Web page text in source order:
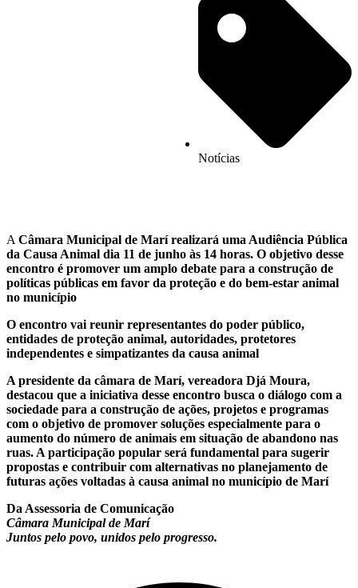
Notícias
A Câmara Municipal de Marí realizará uma Audiência Pública
da Causa Animal dia 11 de junho às 14 horas. O objetivo desse
encontro é promover um amplo debate para a construção de
políticas públicas em favor da proteção e do bem-estar animal
no município
O encontro vai reunir representantes do poder público,
entidades de proteção animal, autoridades, protetores
independentes e simpatizantes da causa animal
A presidente da câmara de Marí, vereadora Djá Moura,
destacou que a iniciativa desse encontro busca o diálogo com a
sociedade para a construção de ações, projetos e programas
com o objetivo de promover soluções especialmente para o
aumento do número de animais em situação de abandono nas
ruas. A participação popular será fundamental para sugerir
propostas e contribuir com alternativas no planejamento de
futuras ações voltadas à causa animal no município de Marí
Da Assessoria de Comunicação
Câmara Municipal de Marí
Juntos pelo povo, unidos pelo progresso.